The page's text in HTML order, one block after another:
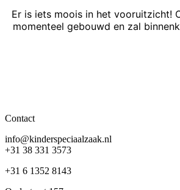
Er is iets moois in het vooruitzicht!
momenteel gebouwd en zal
Contact
info@kinderspeciaalzaak.nl
+31 38 331 3573
+31 6 1352 8143